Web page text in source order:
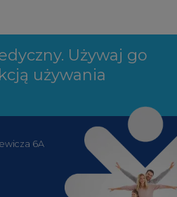
Używaj go
używania
6A